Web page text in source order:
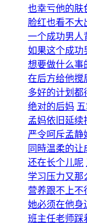
也幸亏他的肤
脸红也看不大
一个成功男人
如果这个成功
想要做什么事
在后方给他搅
多好的计划都
绝对的后妈
孟妈依旧延续
严令呵斥孟静
同時温柔的让
还在长个儿呢
学习压力又那
营养跟不上不
她必须在他身
班主任老师踩